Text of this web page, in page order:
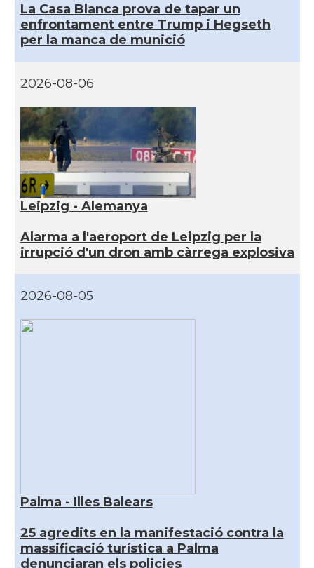
La Casa Blanca prova de tapar un
enfrontament entre Trump i Hegseth
per la manca de munició
2026-08-06
Leipzig - Alemanya
Alarma a l'aeroport de Leipzig per la
irrupció d'un dron amb càrrega explosiva
2026-08-05
Palma - Illes Balears
25 agredits en la manifestació contra la
massificació turística a Palma
denunciaran els policies